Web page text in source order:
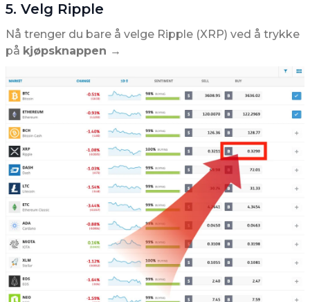
5. Velg Ripple
Nå trenger du bare å velge Ripple (XRP) ved å trykke
på kjøpsknappen →